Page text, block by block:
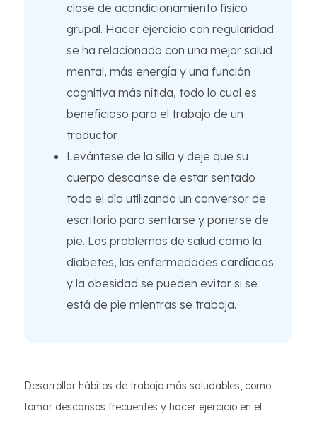
clase de acondicionamiento físico
grupal. Hacer ejercicio con regularidad
se ha relacionado con una mejor salud
mental, más energía y una función
cognitiva más nítida, todo lo cual es
beneficioso para el trabajo de un
traductor.
Levántese de la silla y deje que su
cuerpo descanse de estar sentado
todo el día utilizando un conversor de
escritorio para sentarse y ponerse de
pie. Los problemas de salud como la
diabetes, las enfermedades cardíacas
y la obesidad se pueden evitar si se
está de pie mientras se trabaja.
Desarrollar hábitos de trabajo más saludables, como
tomar descansos frecuentes y hacer ejercicio en el